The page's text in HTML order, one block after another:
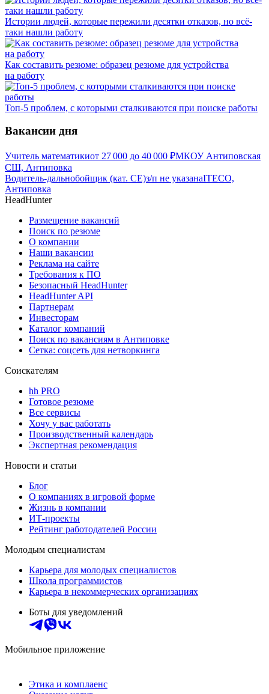
Истории людей, которые пережили десятки отказов, но всё-
таки нашли работу
Как составить резюме: образец резюме для устройства
на работу
Топ-5 проблем, с которыми сталкиваются при поиске работы
Вакансии дня
Учитель математикиот 27 000 до 40 000 ₽МКОУ Антиповская
СШ, Антиповка
Водитель-дальнобойщик (кат. CE)з/п не указанаITECO,
Антиповка
HeadHunter
Размещение вакансий
Поиск по резюме
О компании
Наши вакансии
Реклама на сайте
Требования к ПО
Безопасный HeadHunter
HeadHunter API
Партнерам
Инвесторам
Каталог компаний
Поиск по вакансиям в Антиповке
Сетка: соцсеть для нетворкинга
Соискателям
hh PRO
Готовое резюме
Все сервисы
Хочу у вас работать
Производственный календарь
Экспертная рекомендация
Новости и статьи
Блог
О компаниях в игровой форме
Жизнь в компании
ИТ-проекты
Рейтинг работодателей России
Молодым специалистам
Карьера для молодых специалистов
Школа программистов
Карьера в некоммерческих организациях
Боты для уведомлений
Мобильное приложение
Этика и комплаенс